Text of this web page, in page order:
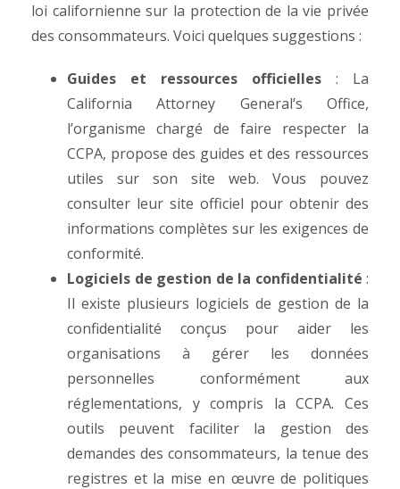
loi californienne sur la protection de la vie privée
des consommateurs. Voici quelques suggestions :
Guides et ressources officielles : La
California Attorney General’s Office,
l’organisme chargé de faire respecter la
CCPA, propose des guides et des ressources
utiles sur son site web. Vous pouvez
consulter leur site officiel pour obtenir des
informations complètes sur les exigences de
conformité.
Logiciels de gestion de la confidentialité :
Il existe plusieurs logiciels de gestion de la
confidentialité conçus pour aider les
organisations à gérer les données
personnelles conformément aux
réglementations, y compris la CCPA. Ces
outils peuvent faciliter la gestion des
demandes des consommateurs, la tenue des
registres et la mise en œuvre de politiques